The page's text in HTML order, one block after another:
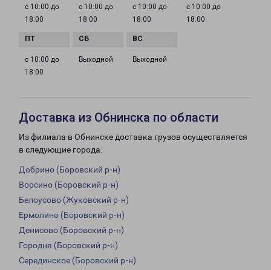
с 10:00 до
18:00
с 10:00 до
18:00
с 10:00 до
18:00
с 10:00 до
18:00
с 10:00 до
18:00
Выходной Выходной
Доставка из Обнинска по области
Из филиала в Обнинске доставка грузов осуществляется
в следующие города:
Добрино (Боровский р-н)
Ворсино (Боровский р-н)
Белоусово (Жуковский р-н)
Ермолино (Боровский р-н)
Денисово (Боровский р-н)
Городня (Боровский р-н)
Серединское (Боровский р-н)